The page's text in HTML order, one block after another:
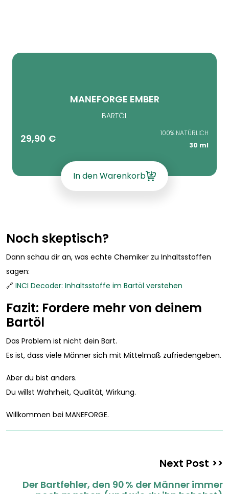
MANEFORGE EMBER
BARTÖL
29,90 €
100% NATÜRLICH
30 ml
In den Warenkorb
Noch skeptisch?
Dann schau dir an, was echte Chemiker zu Inhaltsstoffen
sagen:
🔗 INCI Decoder: Inhaltsstoffe im Bartöl verstehen
Fazit: Fordere mehr von deinem
Bartöl
Das Problem ist nicht dein Bart.
Es ist, dass viele Männer sich mit Mittelmaß zufriedengeben.
Aber du bist anders.
Du willst Wahrheit, Qualität, Wirkung.
Willkommen bei MANEFORGE.
Next Post >>
Der Bartfehler, den 90 % der Männer immer